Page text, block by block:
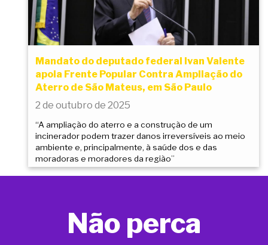
Mandato do deputado federal Ivan Valente
apoia Frente Popular Contra Ampliação do
Aterro de São Mateus, em São Paulo
2 de outubro de 2025
“A ampliação do aterro e a construção de um
incinerador podem trazer danos irreversíveis ao meio
ambiente e, principalmente, à saúde dos e das
moradoras e moradores da região”
Não perca